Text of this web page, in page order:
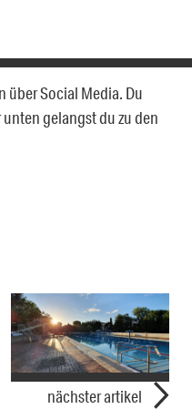
über Social Media. Du
gelangst du zu den
nächster artikel